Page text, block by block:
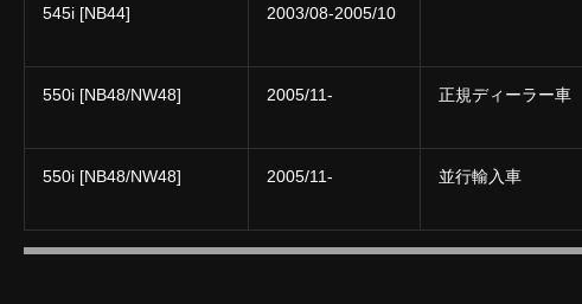
545i [NB44] 2003/08-2005/10
550i [NB48/NW48] 2005/11- 正規ディーラー車
550i [NB48/NW48] 2005/11- 並行輸入車